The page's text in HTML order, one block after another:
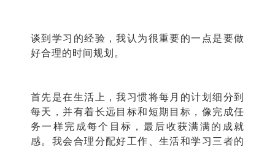
谈到学习的经验，我认为很重要的一点是要做
好合理的时间规划。
首先是在生活上，我习惯将每月的计划细分到
每天，并有着长远目标和短期目标，像完成任
务一样完成每个目标，最后收获满满的成就
感。我会合理分配好工作、生活和学习三者的